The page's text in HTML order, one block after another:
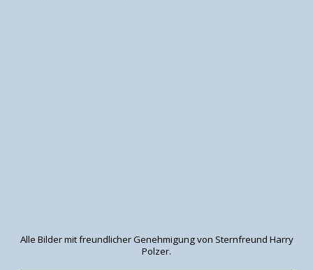
Alle Bilder mit freundlicher Genehmigung von Sternfreund Harry
Polzer.